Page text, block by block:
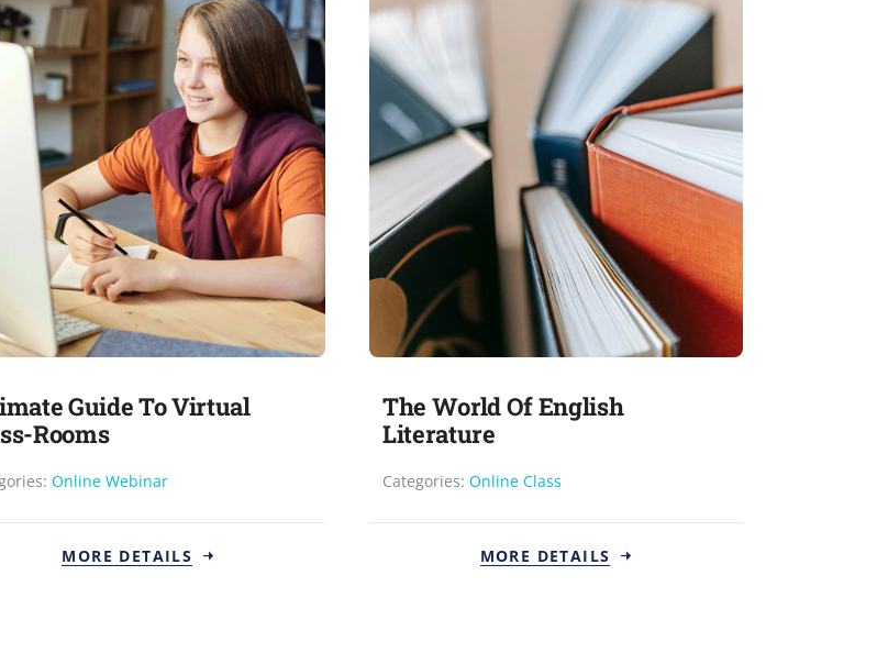
Guide To Virtual
Rooms
Online Webinar
MORE DETAILS
The World Of English
Literature
Categories:Online Class
MORE DETAILS